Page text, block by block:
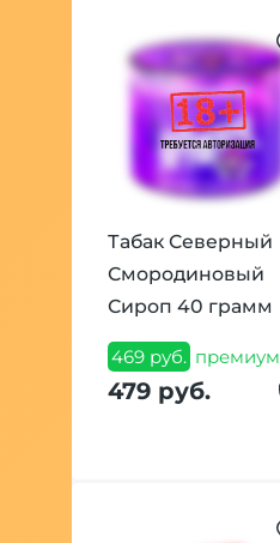
Табак Северный
Смородиновый
Сироп 40 грамм
469 руб. премиум
479 руб.